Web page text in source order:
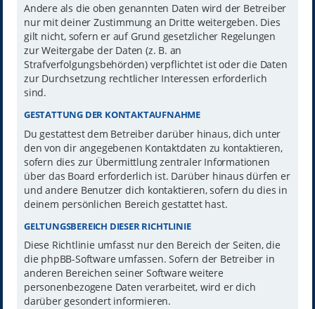
Andere als die oben genannten Daten wird der Betreiber
nur mit deiner Zustimmung an Dritte weitergeben. Dies
gilt nicht, sofern er auf Grund gesetzlicher Regelungen
zur Weitergabe der Daten (z. B. an
Strafverfolgungsbehörden) verpflichtet ist oder die Daten
zur Durchsetzung rechtlicher Interessen erforderlich
sind.
GESTATTUNG DER KONTAKTAUFNAHME
Du gestattest dem Betreiber darüber hinaus, dich unter
den von dir angegebenen Kontaktdaten zu kontaktieren,
sofern dies zur Übermittlung zentraler Informationen
über das Board erforderlich ist. Darüber hinaus dürfen er
und andere Benutzer dich kontaktieren, sofern du dies in
deinem persönlichen Bereich gestattet hast.
GELTUNGSBEREICH DIESER RICHTLINIE
Diese Richtlinie umfasst nur den Bereich der Seiten, die
die phpBB-Software umfassen. Sofern der Betreiber in
anderen Bereichen seiner Software weitere
personenbezogene Daten verarbeitet, wird er dich
darüber gesondert informieren.